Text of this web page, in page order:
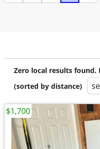
Zero local results found.
(sorted by distance)
$1,700